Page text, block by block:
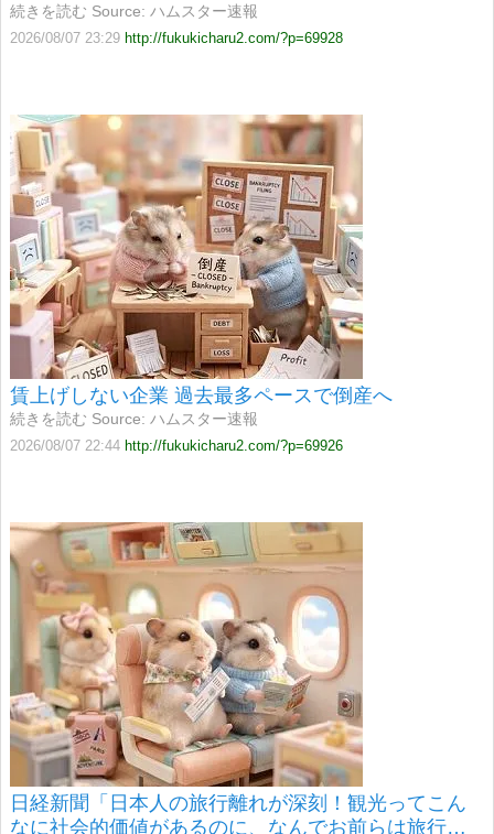
続きを読む Source: ハムスター速報
2026/08/07 23:29 http://fukukicharu2.com/?p=69928
賃上げしない企業 過去最多ペースで倒産へ
続きを読む Source: ハムスター速報
2026/08/07 22:44 http://fukukicharu2.com/?p=69926
日経新聞「日本人の旅行離れが深刻！観光ってこん
なに社会的価値があるのに、なんでお前らは旅行い